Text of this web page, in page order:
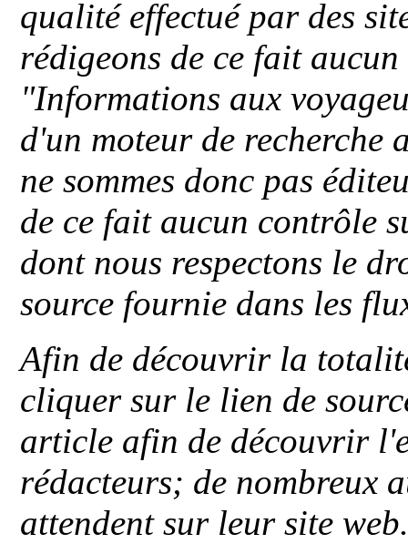
qualité effectué par des
rédigeons de ce fait
"Informations aux
d'un moteur de recherche
ne sommes donc pas
de ce fait aucun contrôle
dont nous respectons le
source fournie dans les
Afin de découvrir la
cliquer sur le lien de
article afin de découvrir
rédacteurs; de nombreux
attendent sur leur site